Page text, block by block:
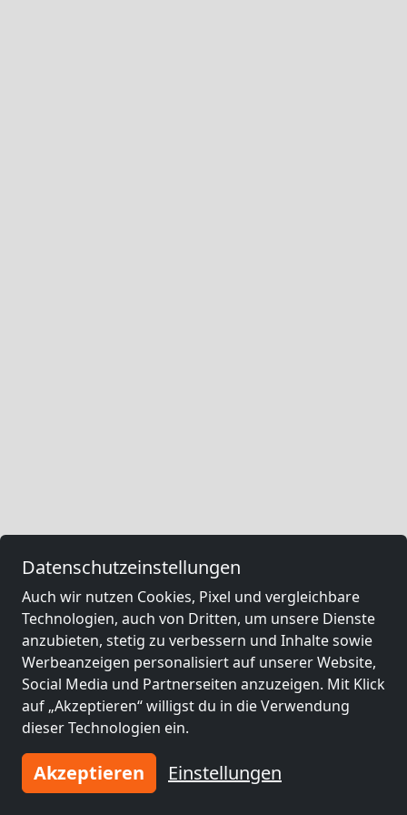
Datenschutzeinstellungen
Auch wir nutzen Cookies, Pixel und vergleichbare
Technologien, auch von Dritten, um unsere Dienste
anzubieten, stetig zu verbessern und Inhalte sowie
Werbeanzeigen personalisiert auf unserer Website,
Social Media und Partnerseiten anzuzeigen. Mit Klick
auf „Akzeptieren“ willigst du in die Verwendung
dieser Technologien ein.
Akzeptieren Einstellungen